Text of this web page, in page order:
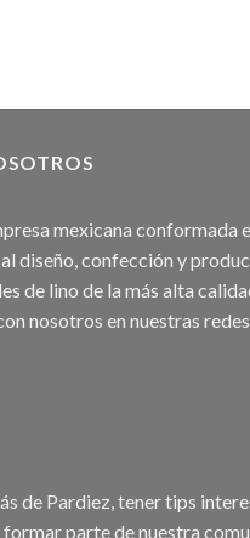
mexicana conformada
diseño, confección y
de lino de la más alta
nosotros en nuestras
de Pardiez, tener tips
parte de nuestra